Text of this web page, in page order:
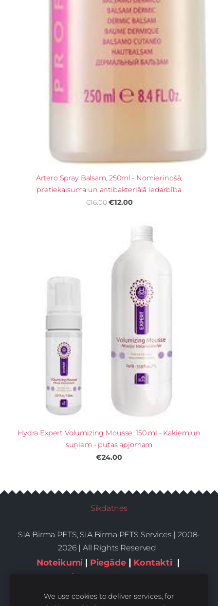
Artero Spray Balsam, 250ml - Nomierinošā,
pretiekaisuma un antibakteriālā iedarbība
€16.00 €12.00
Hydra Expert Volumizing Mousse, 150 ml - Kaķiem un
suņiem - putas apjomam
€24.00
Sīkdatnes
SIA Birma PETS, SIA Birma PETS Services | 2008-
2026 | All Rights Reserved
Noteikumi | Piegāde | Kontakti|
Privātums,sīkdatnes
We use cookies to deliver services, for